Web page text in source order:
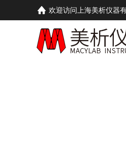
欢迎访问上海美析仪器